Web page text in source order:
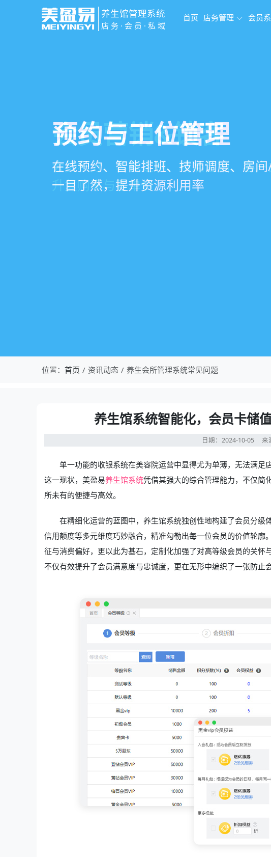
养生馆管理系统
店务·会员·私域
首页 店务管理 会员
智慧养生馆管理系统
一站式解决养生馆预约、服务、会员
销全流程数字化管理
会员营销&锁客
会员积分、套餐定制、精准营销、客
升复购率与客单价
预约与工位管理
在线预约、智能排班、技师调度、房
一目了然，提升资源利用率
健康档案与效果追踪
客户体质记录、服务方案执行、效果
化展示服务价值
位置： 首页 资讯动态 养生会所管理系统常见问题
养生馆系统智能化，会员卡储
日期：2024-10-05 来
单一功能的收银系统在美容院运营中显得尤为单薄，无法满
这一现状，美盈易养生馆系统凭借其强大的综合管理能力，不仅简
所未有的便捷与高效。
在精细化运营的蓝图中，养生馆系统独创性地构建了会员分
信用额度等多元维度巧妙融合，精准勾勒出每一位会员的价值轮
征与消费偏好，更以此为基石，定制化加强了对高等级会员的关
不仅有效提升了会员满意度与忠诚度，更在无形中编织了一张防止